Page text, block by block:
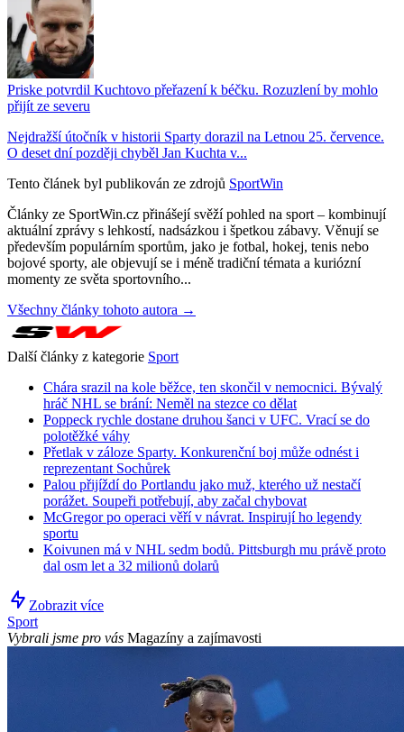
Priske potvrdil Kuchtovo přeřazení k béčku. Rozuzlení by mohlo
přijít ze severu
Nejdražší útočník v historii Sparty dorazil na Letnou 25. července.
O deset dní později chyběl Jan Kuchta v...
Tento článek byl publikován ze zdrojů SportWin
Články ze SportWin.cz přinášejí svěží pohled na sport – kombinují
aktuální zprávy s lehkostí, nadsázkou i špetkou zábavy. Věnují se
především populárním sportům, jako je fotbal, hokej, tenis nebo
bojové sporty, ale objevují se i méně tradiční témata a kuriózní
momenty ze světa sportovního...
Všechny články tohoto autora →
Další články z kategorie Sport
Chára srazil na kole běžce, ten skončil v nemocnici. Bývalý
hráč NHL se brání: Neměl na stezce co dělat
Poppeck rychle dostane druhou šanci v UFC. Vrací se do
polotěžké váhy
Přetlak v záloze Sparty. Konkurenční boj může odnést i
reprezentant Sochůrek
Palou přijíždí do Portlandu jako muž, kterého už nestačí
porážet. Soupeři potřebují, aby začal chybovat
McGregor po operaci věří v návrat. Inspirují ho legendy
sportu
Koivunen má v NHL sedm bodů. Pittsburgh mu právě proto
dal osm let a 32 milionů dolarů
Zobrazit více
Sport
Vybrali jsme pro vás Magazíny a zajímavosti